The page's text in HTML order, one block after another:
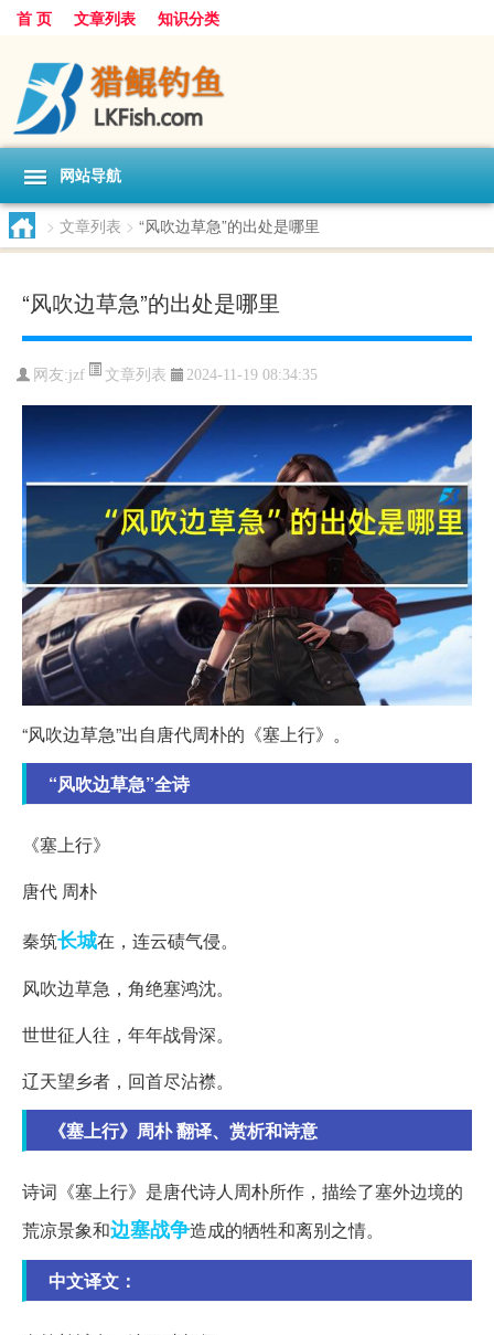
首 页 文章列表 知识分类
网站导航
> 文章列表 > “风吹边草急”的出处是哪里
“风吹边草急”的出处是哪里
网友:jzf 文章列表 2024-11-19 08:34:35
“风吹边草急”出自唐代周朴的《塞上行》。
“风吹边草急”全诗
《塞上行》
唐代 周朴
秦筑长城在，连云碛气侵。
风吹边草急，角绝塞鸿沈。
世世征人往，年年战骨深。
辽天望乡者，回首尽沾襟。
《塞上行》周朴 翻译、赏析和诗意
诗词《塞上行》是唐代诗人周朴所作，描绘了塞外边境的
荒凉景象和边塞战争造成的牺牲和离别之情。
中文译文：